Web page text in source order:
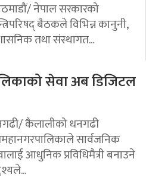
नेपाल सरकारको
बैठकले विभिन्न कानुनी,
तथा संस्थागत...
सेवा अब डिजिटल
कैलालीको धनगढी
सार्वजनिक
आधुनिक प्रविधिमैत्री बनाउने